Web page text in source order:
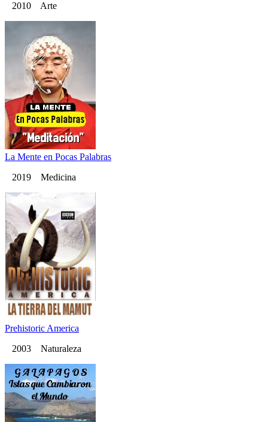
2010 Arte
La Mente en Pocas Palabras
2019 Medicina
Prehistoric America
2003 Naturaleza